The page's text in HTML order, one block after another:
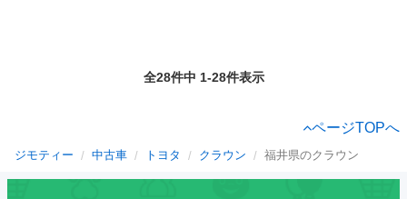
全28件中 1-28件表示
ページTOPへ
ジモティー 中古車 トヨタ クラウン 福井県のクラウン